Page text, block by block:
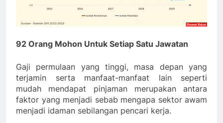
92 Orang Mohon Untuk Setiap Satu Jawatan
Gaji permulaan yang tinggi, masa depan yang
terjamin serta manfaat-manfaat lain seperti
mudah mendapat pinjaman merupakan antara
faktor yang menjadi sebab mengapa sektor awam
menjadi idaman sebilangan pencari kerja.